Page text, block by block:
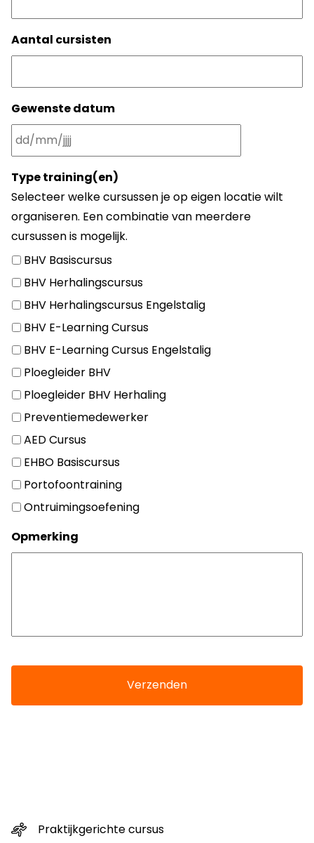
Aantal cursisten
Gewenste datum
Type training(en)
Selecteer welke cursussen je op eigen locatie wilt
organiseren. Een combinatie van meerdere
cursussen is mogelijk.
BHV Basiscursus
BHV Herhalingscursus
BHV Herhalingscursus Engelstalig
BHV E-Learning Cursus
BHV E-Learning Cursus Engelstalig
Ploegleider BHV
Ploegleider BHV Herhaling
Preventiemedewerker
AED Cursus
EHBO Basiscursus
Portofoontraining
Ontruimingsoefening
Opmerking
Praktijkgerichte cursus